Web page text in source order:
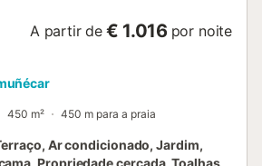
A partir de € 1.016 por noite
450 m² 450 m para a praia
Ar condicionado, Jardim,
Propriedade cercada, Toalhas